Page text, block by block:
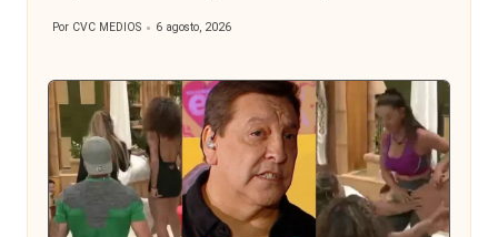
Publicado
Por CVC MEDIOS 6 agosto, 2026